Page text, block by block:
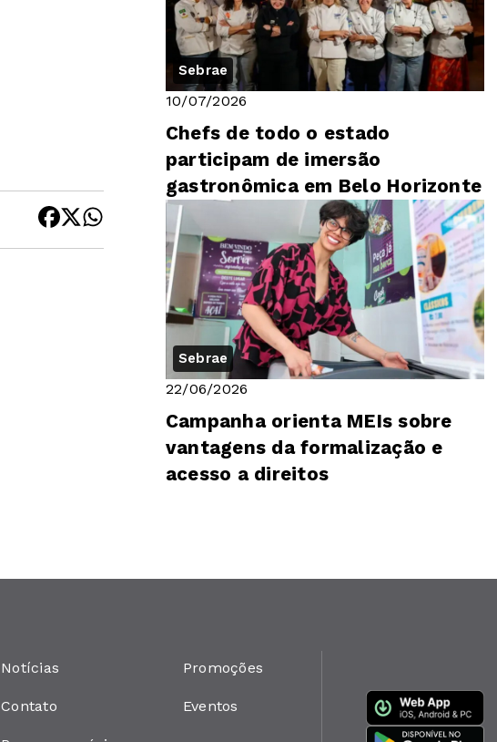
Sebrae
10/07/2026
Chefs de todo o estado
participam de imersão
gastronômica em Belo Horizonte
Sebrae
22/06/2026
Campanha orienta MEIs sobre
vantagens da formalização e
acesso a direitos
Notícias
Contato
Promoções
Eventos